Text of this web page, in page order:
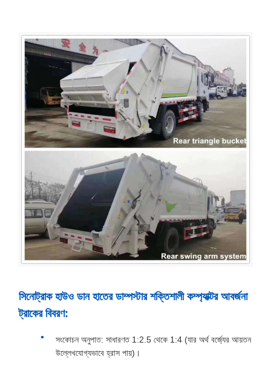
সিনোট্রাক হাউও ডান হাতের ডাম্পস্টার শক্তিশালী কম্প্যাক্টর আবর্জনা
ট্রাকের বিবরণ:
সংকোচন অনুপাত: সাধারণত 1:2.5 থেকে 1:4 (যার অর্থ বর্জ্যের আয়তন
উল্লেখযোগ্যভাবে হ্রাস পায়)।